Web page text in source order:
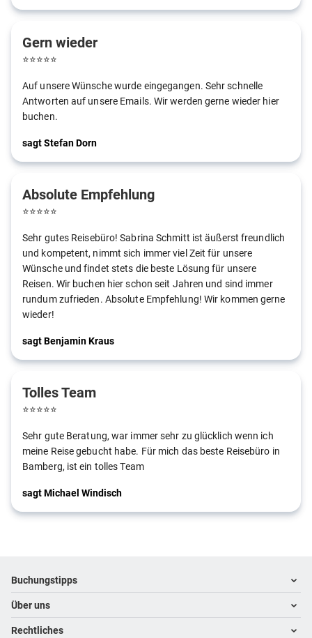
Gern wieder
⭐⭐⭐⭐⭐
Auf unsere Wünsche wurde eingegangen. Sehr schnelle
Antworten auf unsere Emails. Wir werden gerne wieder hier
buchen.
sagt Stefan Dorn
Absolute Empfehlung
⭐⭐⭐⭐⭐
Sehr gutes Reisebüro! Sabrina Schmitt ist äußerst freundlich
und kompetent, nimmt sich immer viel Zeit für unsere
Wünsche und findet stets die beste Lösung für unsere
Reisen. Wir buchen hier schon seit Jahren und sind immer
rundum zufrieden. Absolute Empfehlung! Wir kommen gerne
wieder!
sagt Benjamin Kraus
Tolles Team
⭐⭐⭐⭐⭐
Sehr gute Beratung, war immer sehr zu glücklich wenn ich
meine Reise gebucht habe. Für mich das beste Reisebüro in
Bamberg, ist ein tolles Team
sagt Michael Windisch
Footer navigation
Buchungstipps
Warum im Reisebüro buchen
Hoteltipps
Über uns
Kontakt
Rechtliches